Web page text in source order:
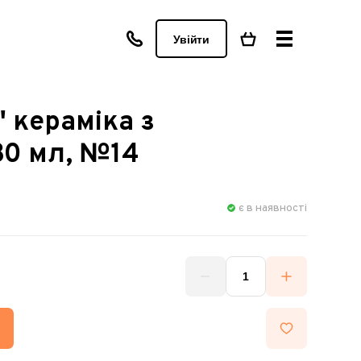
Увійти
з
мл, №14
є в наявності